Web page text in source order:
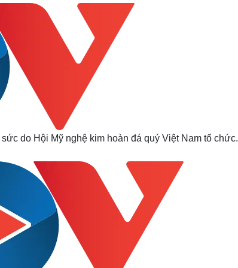
do Hội Mỹ nghệ kim hoàn đá quý Việt Nam tổ chức.